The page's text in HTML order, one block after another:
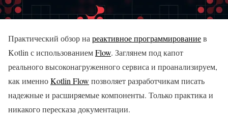
Практический обзор на реактивное программированиев
Kotlin с использованиемFlow. Заглянем под капот
реального высоконагруженного сервиса и проанализируем,
как именноKotlin Flow позволяет разработчикам писать
надежные и расширяемые компоненты. Только практика и
никакого пересказа документации.